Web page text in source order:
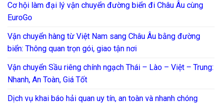
Cơ hội làm đại lý vận chuyển đường biển đi Châu Âu cùng
EuroGo
Vận chuyển hàng từ Việt Nam sang Châu Âu bằng đường
biển: Thông quan trọn gói, giao tận nơi
Vận chuyển Sầu riêng chính ngạch Thái – Lào – Việt – Trung:
Nhanh, An Toàn, Giá Tốt
Dịch vụ khai báo hải quan uy tín, an toàn và nhanh chóng